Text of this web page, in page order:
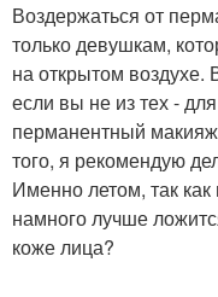
Воздержаться от
только девушкам,
на открытом воздухе.
если вы не из тех -
перманентный
того, я рекомендую
Именно летом, так
намного лучше
коже лица?